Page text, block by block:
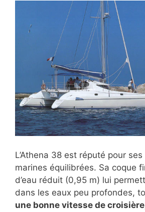
L’Athena 38 est réputé pour
marines équilibrées. Sa coque
d’eau réduit (0,95 m) lui
dans les eaux peu profondes,
une bonne vitesse de